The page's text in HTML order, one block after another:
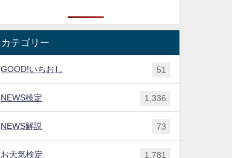
カテゴリー
GOOD!いちおし 51
NEWS検定 1,336
NEWS解説 73
お天気検定 1,781